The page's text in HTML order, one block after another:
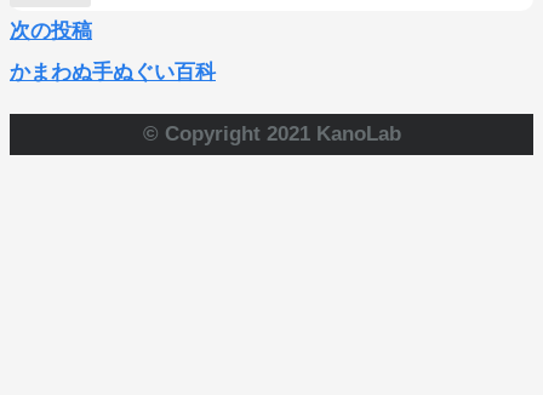
次の投稿
かまわぬ手ぬぐい百科
© Copyright 2021 KanoLab